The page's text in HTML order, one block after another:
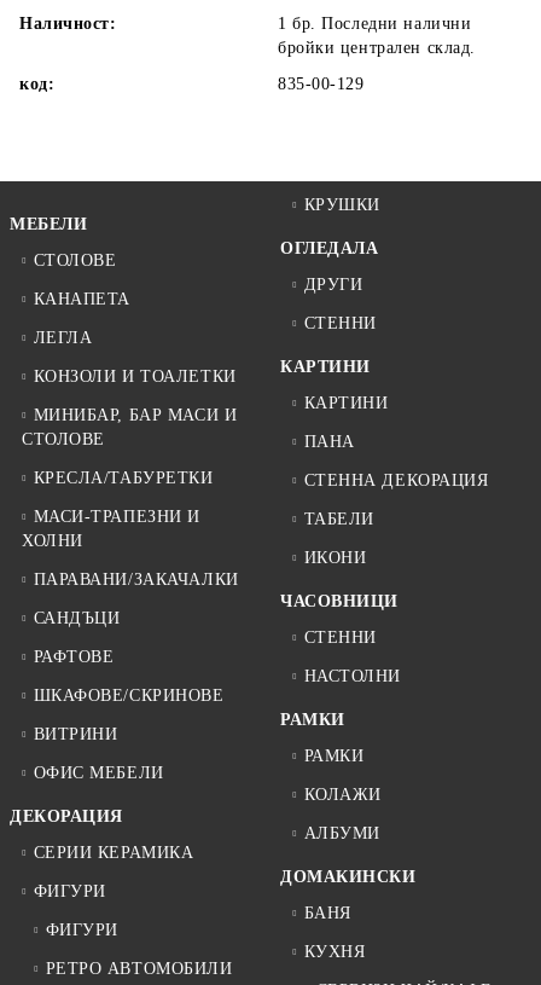
Наличност:
1 бр. Последни налични
бройки централен склад.
код:
835-00-129
МЕБЕЛИ
СТОЛОВЕ
КАНАПЕТА
ЛЕГЛА
КОНЗОЛИ И ТОАЛЕТКИ
МИНИБАР, БАР МАСИ И
СТОЛОВЕ
КРЕСЛА/ТАБУРЕТКИ
МАСИ-ТРАПЕЗНИ И
ХОЛНИ
ПАРАВАНИ/ЗАКАЧАЛКИ
САНДЪЦИ
РАФТОВЕ
ШКАФОВЕ/СКРИНОВЕ
ВИТРИНИ
ОФИС МЕБЕЛИ
ДЕКОРАЦИЯ
СЕРИИ КЕРАМИКА
ФИГУРИ
ФИГУРИ
РЕТРО АВТОМОБИЛИ
КРУШКИ
ОГЛЕДАЛА
ДРУГИ
СТЕННИ
КАРТИНИ
КАРТИНИ
ПАНА
СТЕННА ДЕКОРАЦИЯ
ТАБЕЛИ
ИКОНИ
ЧАСОВНИЦИ
СТЕННИ
НАСТОЛНИ
РАМКИ
РАМКИ
КОЛАЖИ
АЛБУМИ
ДОМАКИНСКИ
БАНЯ
КУХНЯ